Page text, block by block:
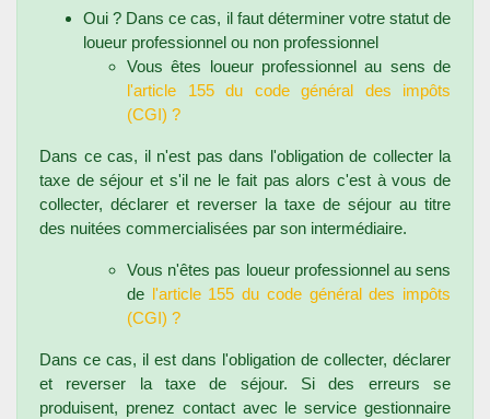
Oui ? Dans ce cas, il faut déterminer votre statut de
loueur professionnel ou non professionnel
Vous êtes loueur professionnel au sens de
l'article 155 du code général des impôts
(CGI) ?
Dans ce cas, il n'est pas dans l'obligation de collecter la
taxe de séjour et s'il ne le fait pas alors c'est à vous de
collecter, déclarer et reverser la taxe de séjour au titre
des nuitées commercialisées par son intermédiaire.
Vous n'êtes pas loueur professionnel au sens
de l'article 155 du code général des impôts
(CGI) ?
Dans ce cas, il est dans l'obligation de collecter, déclarer
et reverser la taxe de séjour. Si des erreurs se
produisent, prenez contact avec le service gestionnaire